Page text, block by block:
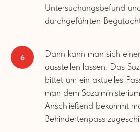
Untersuchungsbefund
durchgeführten
Dann kann man sich
ausstellen lassen. Das
bittet um ein aktuelles
man dem
Anschließend bekommt
Behindertenpass